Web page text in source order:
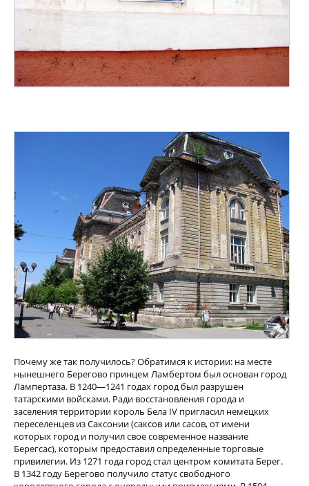
Почему же так получилось? Обратимся к истории: на месте
нынешнего Берегово принцем Ламбертом был основан город
Лампертаза. В 1240—1241 годах город был разрушен
татарскими войсками. Ради восстановления города и
заселения территории король Бела IV пригласил немецких
переселенцев из Саксонии (саксов или сасов, от имени
которых город и получил свое современное название
Берегсас), которым предоставил определенные торговые
привилегии. Из 1271 года город стал центром комитата Берег.
В 1342 году Берегово получило статус свободного